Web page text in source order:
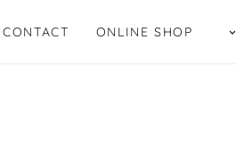
CONTACT ONLINE SHOP